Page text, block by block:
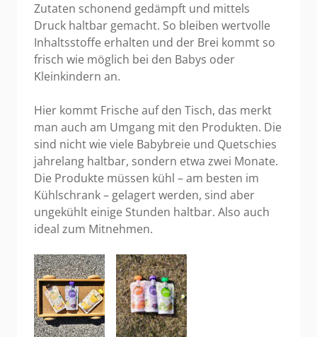
Zutaten schonend gedämpft und mittels
Druck haltbar gemacht. So bleiben wertvolle
Inhaltsstoffe erhalten und der Brei kommt so
frisch wie möglich bei den Babys oder
Kleinkindern an.
Hier kommt Frische auf den Tisch, das merkt
man auch am Umgang mit den Produkten. Die
sind nicht wie viele Babybreie und Quetschies
jahrelang haltbar, sondern etwa zwei Monate.
Die Produkte müssen kühl – am besten im
Kühlschrank – gelagert werden, sind aber
ungekühlt einige Stunden haltbar. Also auch
ideal zum Mitnehmen.